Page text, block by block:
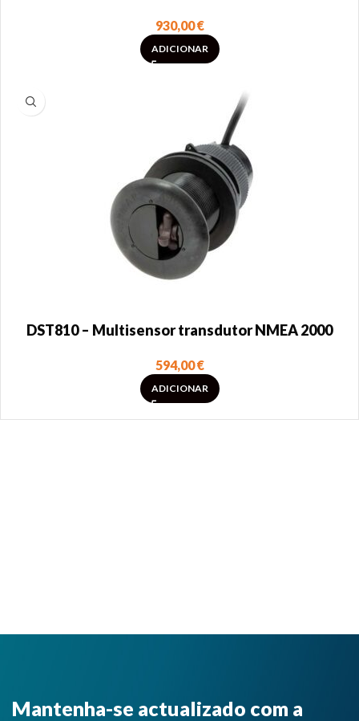
930,00€
ADICIONAR
DST810 – Multisensor transdutor NMEA 2000
594,00€
ADICIONAR
Mantenha-se actualizado com a